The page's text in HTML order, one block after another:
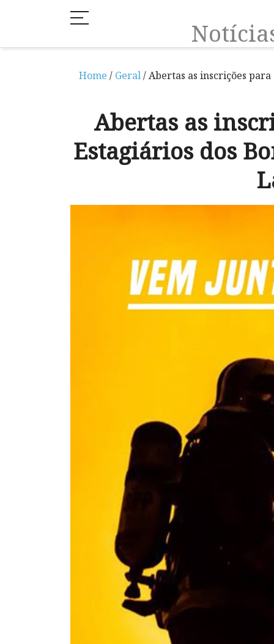
Home / Geral/ Abertas as inscrições para
Abertas as
Estagiários dos